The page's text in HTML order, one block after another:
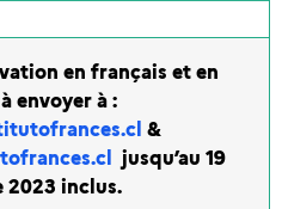
en français et en
à envoyer à :
&
jusqu’au 19
2023 inclus.